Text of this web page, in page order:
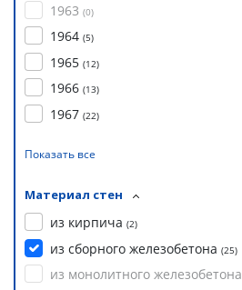
1963 (0)
1964 (5)
1965 (12)
1966 (13)
1967 (22)
Показать все
Материал стен
из кирпича (2)
из сборного железобетона (25)
из монолитного железобетона